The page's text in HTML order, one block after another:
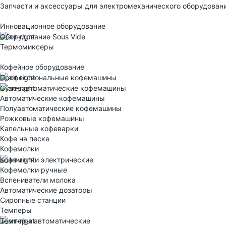
Запчасти и аксессуары для электромеханического
Инновационное оборудование
Оборудование Sous Vide
Термомиксеры
Кофейное оборудование
Профессиональные кофемашины
Суперавтоматические кофемашины
Автоматические кофемашины
Полуавтоматические кофемашины
Рожковые кофемашины
Капельные кофеварки
Кофе на песке
Кофемолки
Кофемолки электрические
Кофемолки ручные
Вспениватели молока
Автоматические дозаторы
Сиропные станции
Темперы
Темперы автоматические